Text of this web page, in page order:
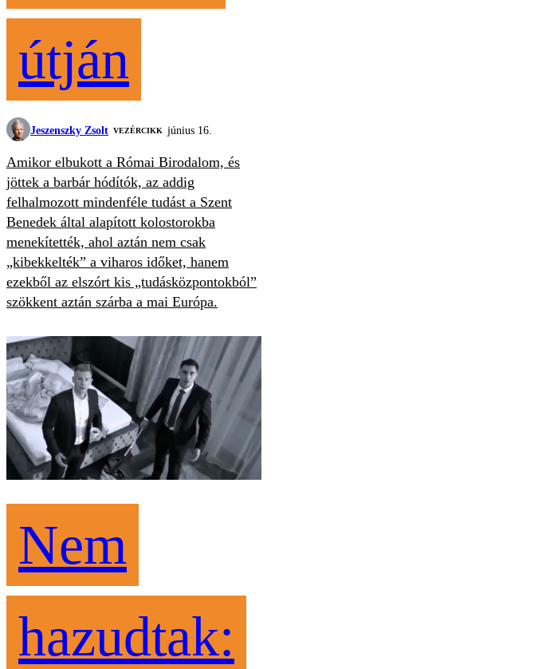
útján
Jeszenszky Zsolt VEZÉRCIKK június 16.
Amikor elbukott a Római Birodalom, és
jöttek a barbár hódítók, az addig
felhalmozott mindenféle tudást a Szent
Benedek által alapított kolostorokba
menekítették, ahol aztán nem csak
„kibekkelték” a viharos időket, hanem
ezekből az elszórt kis „tudásközpontokból”
szökkent aztán szárba a mai Európa.
Nem
hazudtak: